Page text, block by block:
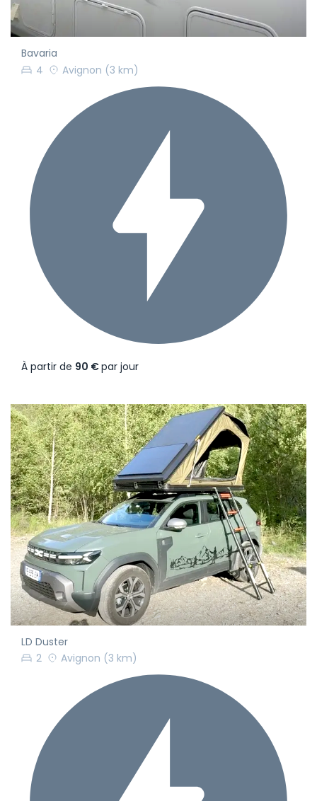
Bavaria
4
Avignon (3 km)
À partir de 90 €par jour
LD Duster
2
Avignon (3 km)